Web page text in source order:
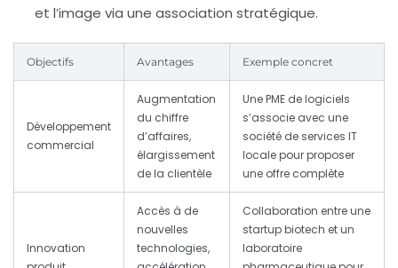
et l’image via une association stratégique.
Objectifs Avantages Exemple concret
Développement
commercial
Augmentation
du chiffre
d’affaires,
élargissement
de la clientèle
Une PME de logiciels
s’associe avec une
société de services IT
locale pour proposer
une offre complète
Innovation
Accès à de
nouvelles
technologies,
Collaboration entre une
startup biotech et un
laboratoire